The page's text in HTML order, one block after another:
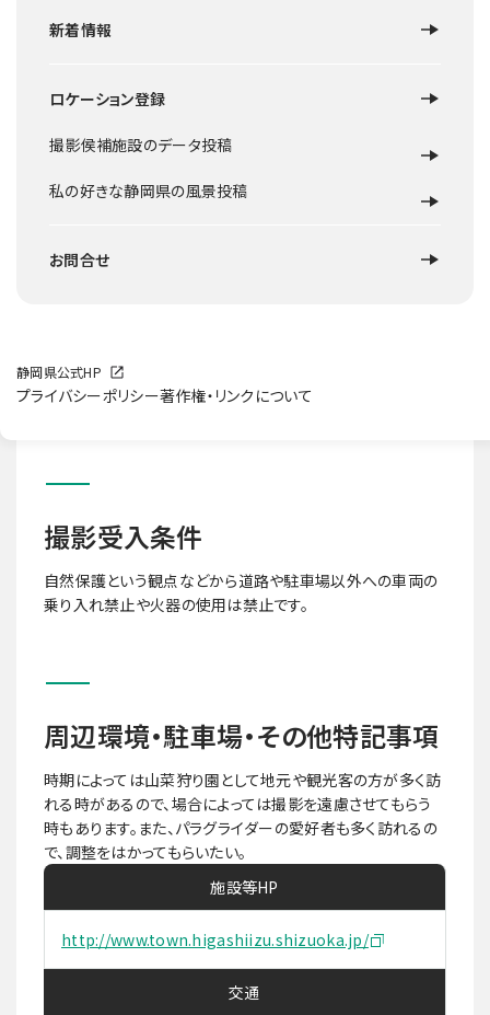
新着情報
ロケーション登録
撮影侯補施設のデータ投稿
私の好きな静岡県の風景投稿
お問合せ
静岡県公式HP
プライバシーポリシー著作権・リンクについて
ロケ地概要
広さ約400ヘクタールの高原内には４つ湿原が点在し、春に
は蕨を中心とした山菜狩りが楽しめ、秋には一面ススキ野原
となります。また、標高800メートルの三筋山からの景色も絶
提供可能な撮影スポット
高原全体
撮影受入条件
自然保護という観点などから道路や駐車場以外への車両の
乗り入れ禁止や火器の使用は禁止です。
周辺環境・駐車場・その他特記事項
時期によっては山菜狩り園として地元や観光客の方が多く訪
れる時があるので、場合によっては撮影を遠慮させてもらう
時もあります。また、パラグライダーの愛好者も多く訪れるの
で、調整をはかってもらいたい。
施設等HP
http://www.town.higashiizu.shizuoka.jp/
交通